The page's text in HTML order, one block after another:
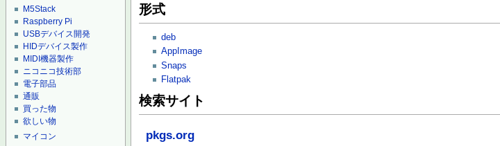
M5Stack
Raspberry Pi
USBデバイス開発
HIDデバイス製作
MIDI機器製作
ニコニコ技術部
電子部品
通販
買った物
欲しい物
マイコン
形式
deb
AppImage
Snaps
Flatpak
検索サイト
pkgs.org